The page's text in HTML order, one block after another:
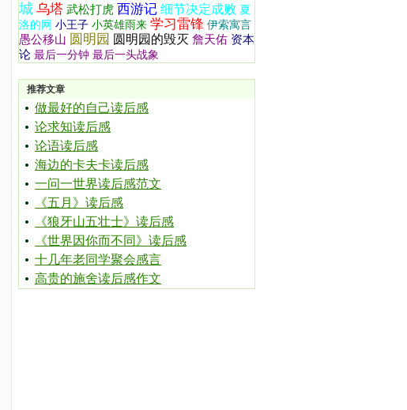
城 乌塔 武松打虎 西游记 细节决定成败 夏
洛的网 小王子 小英雄雨来 学习雷锋 伊索寓言
愚公移山 圆明园 圆明园的毁灭 詹天佑 资本
论 最后一分钟 最后一头战象
推荐文章
做最好的自己读后感
论求知读后感
论语读后感
海边的卡夫卡读后感
一问一世界读后感范文
《五月》读后感
《狼牙山五壮士》读后感
《世界因你而不同》读后感
十几年老同学聚会感言
高贵的施舍读后感作文